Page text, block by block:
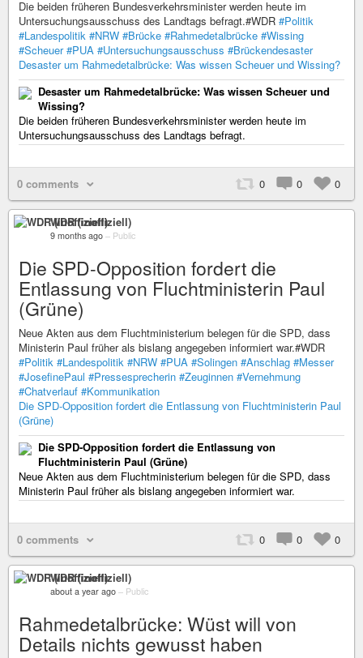
Die beiden früheren Bundesverkehrsminister werden heute im
Untersuchungsausschuss des Landtags befragt.#WDR #Politik
#Landespolitik #NRW #Brücke #Rahmedetalbrücke #Wissing
#Scheuer #PUA #Untersuchungsausschuss #Brückendesaster
Desaster um Rahmedetalbrücke: Was wissen Scheuer und Wissing?
Desaster um Rahmedetalbrücke: Was wissen Scheuer und
Wissing?
Die beiden früheren Bundesverkehrsminister werden heute im
Untersuchungsausschuss des Landtags befragt.
0 comments 0 0 0
WDR (inoffiziell)
9 months ago – Public
Die SPD-Opposition fordert die
Entlassung von Fluchtministerin Paul
(Grüne)
Neue Akten aus dem Fluchtministerium belegen für die SPD, dass
Ministerin Paul früher als bislang angegeben informiert war.#WDR
#Politik #Landespolitik #NRW #PUA #Solingen #Anschlag #Messer
#JosefinePaul #Pressesprecherin #Zeuginnen #Vernehmung
#Chatverlauf #Kommunikation
Die SPD-Opposition fordert die Entlassung von Fluchtministerin Paul
(Grüne)
Die SPD-Opposition fordert die Entlassung von
Fluchtministerin Paul (Grüne)
Neue Akten aus dem Fluchtministerium belegen für die SPD, dass
Ministerin Paul früher als bislang angegeben informiert war.
0 comments 0 0 0
WDR (inoffiziell)
about a year ago – Public
Rahmedetalbrücke: Wüst will von
Details nichts gewusst haben